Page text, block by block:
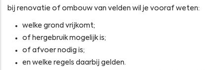
bij renovatie of ombouw van velden wil je vooraf weten:
welke grond vrijkomt;
of hergebruik mogelijk is;
of afvoer nodig is;
en welke regels daarbij gelden.